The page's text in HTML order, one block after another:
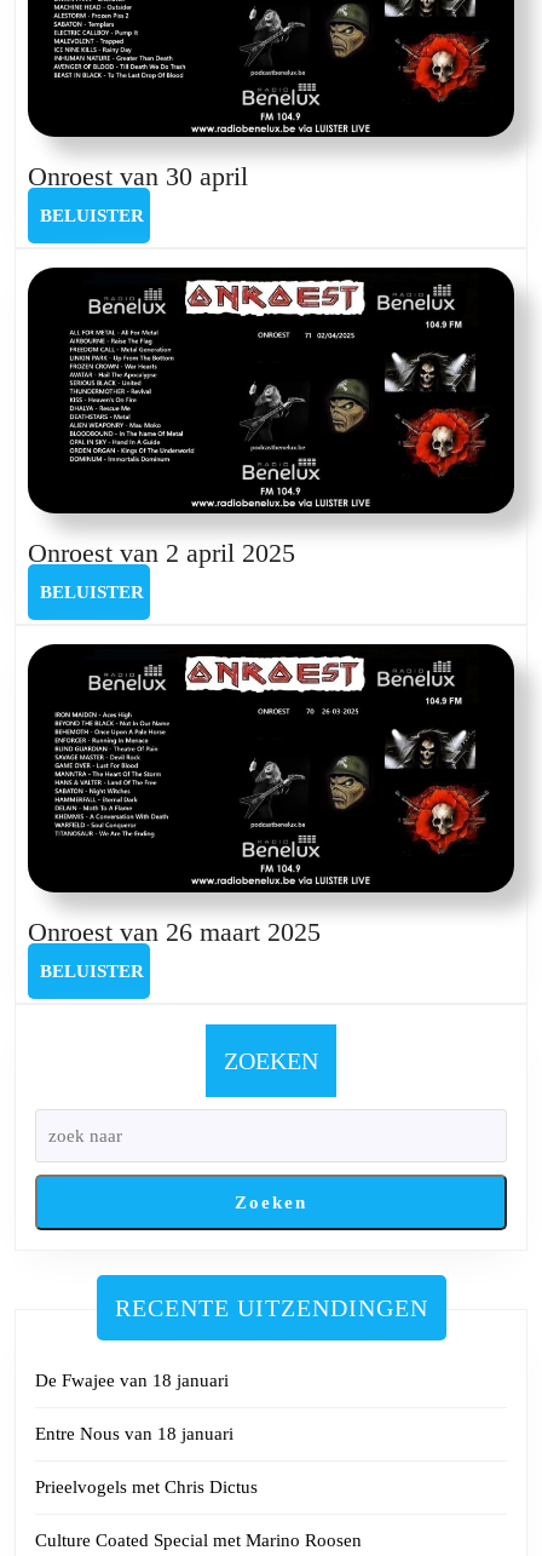
Onroest van 30 april
april
BELUISTER
Onroest van 2 april 2025Onroest
april
2025
BELUISTER
Onroest van 26 maart 2025Onroest
maart
BELUISTER
ZOEKEN
Zoeken
RECENTE UITZENDINGEN
De Fwajee van 18 januari
Entre Nous van 18 januari
Prieelvogels met Chris Dictus
Culture Coated Special met Marino Roosen